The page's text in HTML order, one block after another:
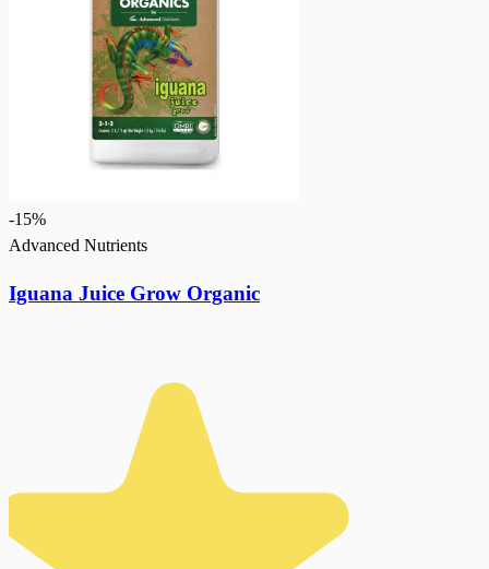
-15%
Advanced Nutrients
Iguana Juice Grow Organic